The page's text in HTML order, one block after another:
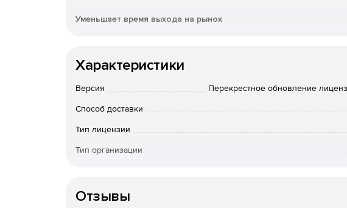
Уменьшает время выхода на рынок
дизайна. Kendo UI позволяет экономить время, интегрируя
Предоставляет расширенные функции пользовательского
Предлагает решения с расширенными компонентами сетки
легко добавлять расширенные функции в приложение за счет
Поддерживает популярные фреймворки
Характеристики
Версия Перекрестное обновление
Способ доставки
Тип лицензии
Тип организации
Отзывы